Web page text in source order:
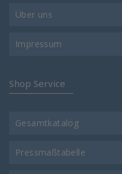
Über uns
Impressum
Shop Service
Gesamtkatalog
Pressmaßtabelle